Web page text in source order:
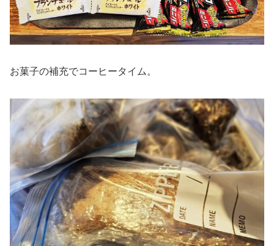
お菓子の補充でコーヒータイム。